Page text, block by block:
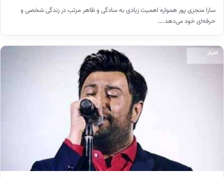
سارا منجزی پور همواره اهمیت زیادی به سادگی و ظاهر مرتب در زندگی شخصی و
حرفه‌ای خود می‌دهد.…
اخبار